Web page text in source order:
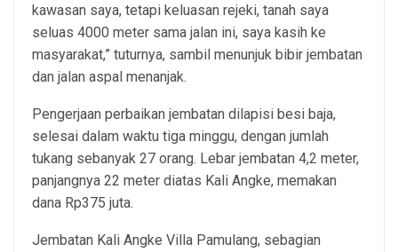
kawasan saya, tetapi keluasan rejeki, tanah saya
seluas 4000 meter sama jalan ini, saya kasih ke
masyarakat,” tuturnya, sambil menunjuk bibir jembatan
dan jalan aspal menanjak.
Pengerjaan perbaikan jembatan dilapisi besi baja,
selesai dalam waktu tiga minggu, dengan jumlah
tukang sebanyak 27 orang. Lebar jembatan 4,2 meter,
panjangnya 22 meter diatas Kali Angke, memakan
dana Rp375 juta.
Jembatan Kali Angke Villa Pamulang, sebagian